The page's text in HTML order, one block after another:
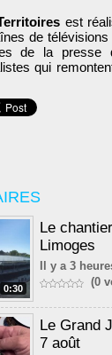
0:30
Le
Limoges
Il y a 3
(0
Le Grand
7 août
est
de
de la presse
qui